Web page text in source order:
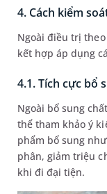
4. Cách kiểm
Ngoài điều trị
kết hợp áp dụng
4.1. Tích cực bổ
Ngoài bổ sung
thể tham khảo ý
phẩm bổ sung
phân, giảm triệu
khi đi đại tiện.